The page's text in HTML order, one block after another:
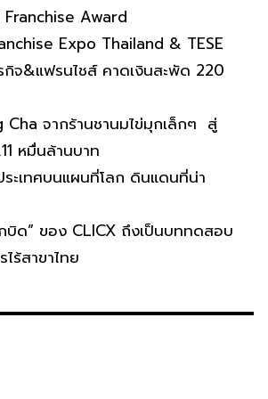
Award
Expo Thailand & TESE
จ&แฟรนไชส์ คาดเงินสะพัด 220
จากร้านชานมไข่มุกเล็กๆ สู่
หมื่นล้านบาท
ระเทศบนแผนที่โลก ดินแดนที่น่า
บิด” ของ CLICX ถึงเป็นบททดสอบ
ร้สาขาไทย